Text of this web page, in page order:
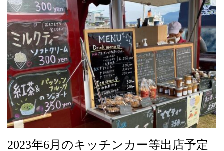
2023年6月のキッチンカー等出店予定